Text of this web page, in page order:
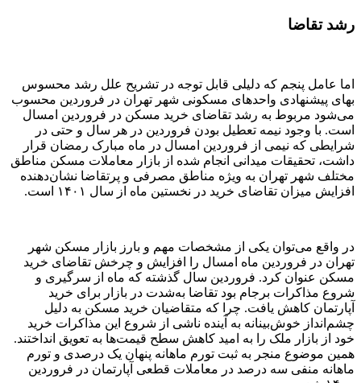
رشد تقاضا
اما عامل پنجم که دلیلی قابل توجه در تشریح علل رشد محسوس
بهای پیشنهادی واحدهای مسکونی شهر تهران در فروردین محسوب
می‌شود مربوط به رشد تقاضای خرید مسکن در فروردین امسال
است. با وجود نیمه تعطیل بودن فروردین در هر سال و حتی در
شرایطی که نیمی از فروردین امسال در ماه مبارک رمضان قرار
داشت، تحقیقات میدانی انجام شده از بازار معاملات مسکن مناطق
مختلف شهر تهران به ویژه مناطق مصرفی و پرتقاضا نشان‌دهنده
افزایش میزان تقاضای خرید در نخستین ماه از سال ۱۴۰۱ است.
در واقع می‌توان یکی از مشخصات مهم و بارز بازار مسکن شهر
تهران در فروردین ماه امسال را افزایش و چرخش تقاضای خرید
مسکن عنوان کرد. فروردین سال گذشته که ماه از سرگیری و
شروع مذاکرات برجام بود تقاضا به‌شدت در بازار برای خرید
آپارتمان کاهش یافت. چرا که متقاضیان خرید مسکن به دلیل
چشم‌‌انداز خوش‌بینانه به آینده ناشی از شروع این مذاکرات خرید
خود از بازار ملک را به امید کاهش سطح قیمت‌‌ها به تعویق انداختند.
همین موضوع منجر به ثبت تورم ماهانه پنهان یک درصدی و تورم
ماهانه منفی سه درصد در معاملات قطعی آپارتمان در فروردین